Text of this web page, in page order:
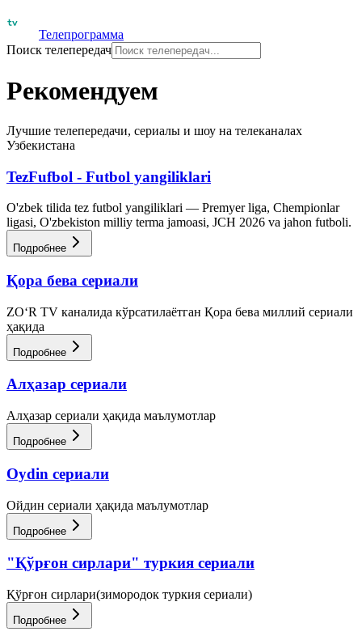
Телепрограмма
Поиск телепередач
Рекомендуем
Лучшие телепередачи, сериалы и шоу на телеканалах
Узбекистана
TezFufbol - Futbol yangiliklari
O'zbek tilida tez futbol yangiliklari — Premyer liga, Chempionlar
ligasi, O'zbekiston milliy terma jamoasi, JCH 2026 va jahon futboli.
Подробнее
Қора бева сериали
ZO‘R TV каналида кўрсатилаётган Қора бева миллий сериали
ҳақида
Подробнее
Алҳазар сериали
Алҳазар сериали ҳақида маълумотлар
Подробнее
Oydin сериали
Ойдин сериали ҳақида маълумотлар
Подробнее
"Қўрғон сирлари" туркия сериали
Қўрғон сирлари(зимородок туркия сериали)
Подробнее